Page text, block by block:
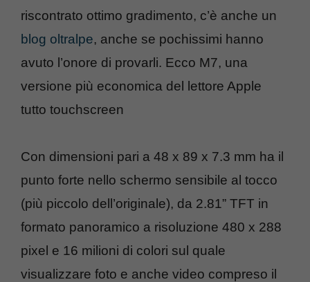
riscontrato ottimo gradimento, c’è anche un
blog oltralpe, anche se pochissimi hanno
avuto l’onore di provarli. Ecco M7, una
versione più economica del lettore Apple
tutto touchscreen
Con dimensioni pari a 48 x 89 x 7.3 mm ha il
punto forte nello schermo sensibile al tocco
(più piccolo dell’originale), da 2.81” TFT in
formato panoramico a risoluzione 480 x 288
pixel e 16 milioni di colori sul quale
visualizzare foto e anche video compreso il